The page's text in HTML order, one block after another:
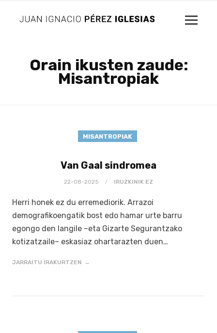
Orain ikusten zaude:
Misantropiak
MISANTROPIAK
Van Gaal sindromea
22-08-2025 IRUZKINIK EZ
Herri honek ez du erremediorik. Arrazoi
demografikoengatik bost edo hamar urte barru
egongo den langile –eta Gizarte Segurantzako
kotizatzaile– eskasiaz ohartarazten duen…
JARRAITU IRAKURTZEN